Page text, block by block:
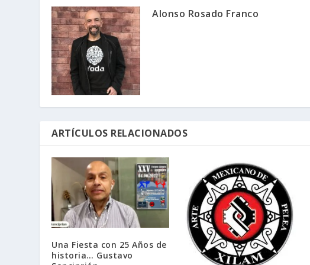
Alonso Rosado Franco
ARTÍCULOS RELACIONADOS
Una Fiesta con 25 Años de
historia… Gustavo